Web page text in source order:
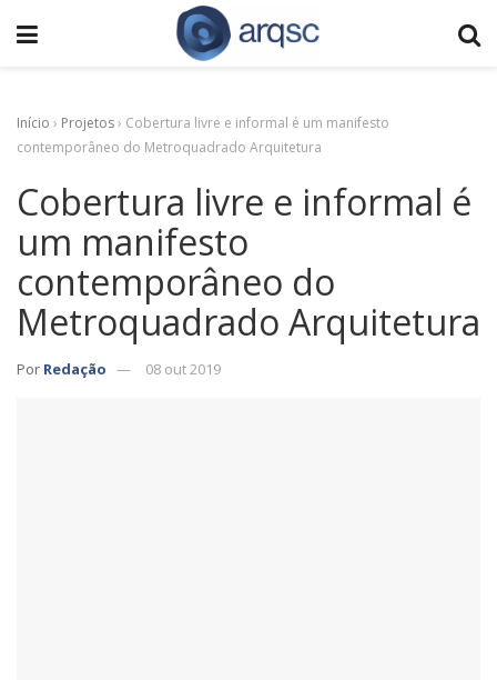
Início › Projetos› Cobertura livre e informal é um manifesto
contemporâneo do Metroquadrado Arquitetura
Cobertura livre e informal é
um manifesto
contemporâneo do
Metroquadrado Arquitetura
Por Redação 08 out 2019